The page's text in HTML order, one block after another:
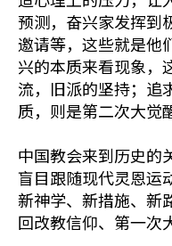
预测，奋兴家发挥到
邀请等，这些就是他
兴的本质来看现象，
流，旧派的坚持；追
质，则是第二次大觉
中国教会来到历史的
盲目跟随现代灵恩运
新神学、新措施、新
回改教信仰、第一次